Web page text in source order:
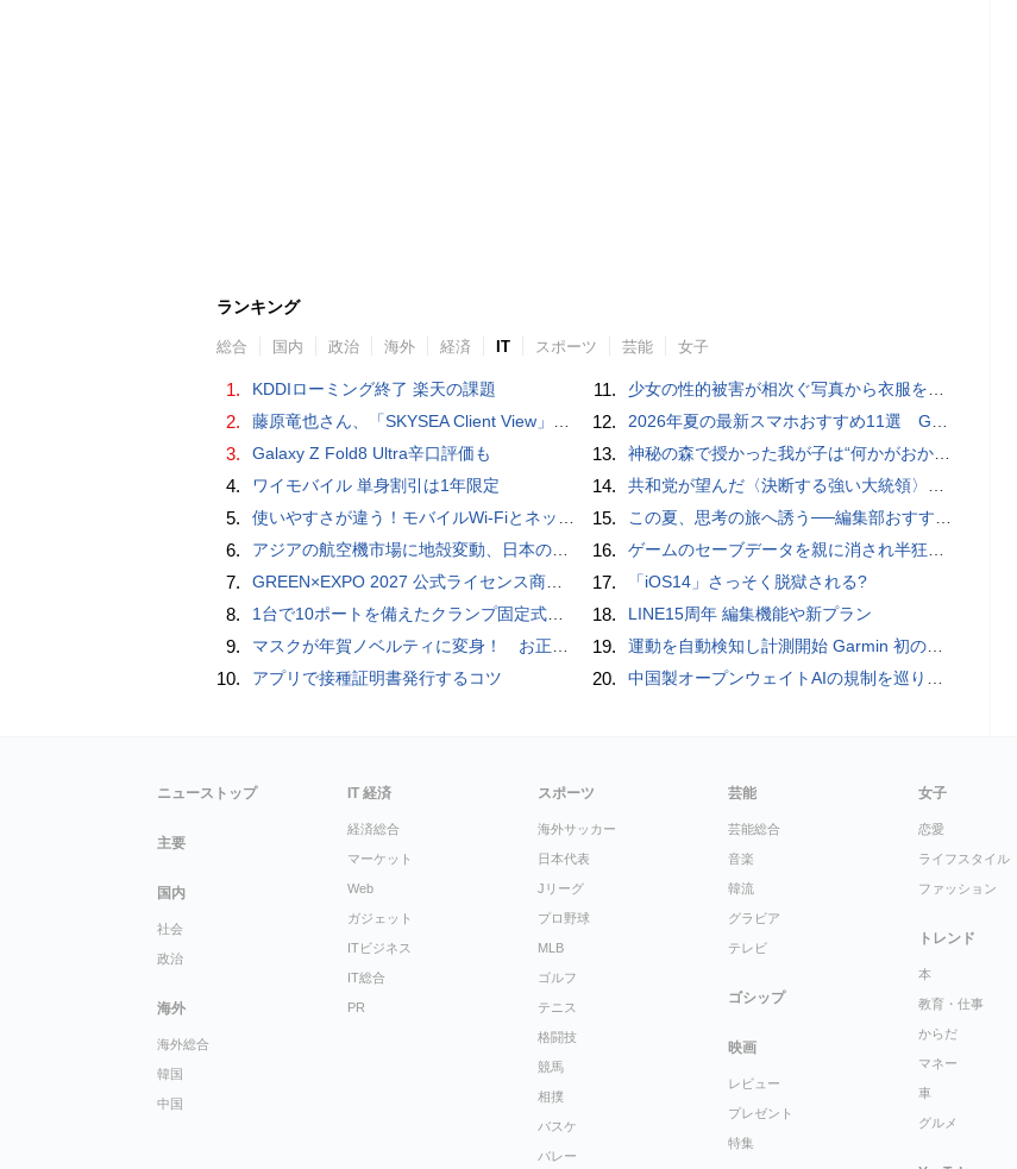
ランキング
総合 国内 政治 海外 経済 IT スポーツ 芸能 女子
1. KDDIローミング終了 楽天の課題
2. 藤原竜也さん、「SKYSEA Client View」新CMで「AI労務改善」をアピール 働き方をAIが分析したら「すぐに休んで」と言われる？
3. Galaxy Z Fold8 Ultra辛口評価も
4. ワイモバイル 単身割引は1年限定
5. 使いやすさが違う！モバイルWi-FiとネットHDD【PC-DIY 秋の陣】
6. アジアの航空機市場に地殻変動、日本のサプライヤーに影響も
7. GREEN×EXPO 2027 公式ライセンス商品！初の「トゥンクトゥンク」公式LINEスタンプ、販売開始
8. 1台で10ポートを備えたクランプ固定式電源タップ「Anker Nano Power Strip (10-in-1, 70W, クランプ式)」レビュー
9. マスクが年賀ノベルティに変身！ お正月特別パッケージの注文受付開始
10. アプリで接種証明書発行するコツ
11. 少女の性的被害が相次ぐ写真から衣服を剥ぎ取るAIポルノアプリ「ClothOff」の背後にいる人物とは？
12. 2026年夏の最新スマホおすすめ11選 GalaxyやXperia、arrows、AQUOSなど注目機種の特徴は
13. 神秘の森で授かった我が子は“何かがおかしい”『ナイトボーン -夜哭-』本編映像解禁 母の絶叫顔うちわが全国の劇場に［ホラー通信］
14. 共和党が望んだ〈決断する強い大統領〉が統治するアメリカの到来──「アメリカン・ドッペルゲンガー」by 池田純一#14
15. この夏、思考の旅へ誘う──編集部おすすめの7冊：WIRED BOOK GUIDE
16. ゲームのセーブデータを親に消され半狂乱になった少年
17. 「iOS14」さっそく脱獄される?
18. LINE15周年 編集機能や新プラン
19. 運動を自動検知し計測開始 Garmin 初のスマートバンドを発売 10日間のロングバッテリーで手間いらず
20. 中国製オープンウェイトAIの規制を巡り、シリコンバレーで意見が二分
ニューストップ
主要
国内
社会
政治
海外
海外総合
韓国
中国
IT 経済
経済総合
マーケット
Web
ガジェット
ITビジネス
IT総合
PR
スポーツ
海外サッカー
日本代表
Jリーグ
プロ野球
MLB
ゴルフ
テニス
格闘技
競馬
相撲
バスケ
バレー
芸能
芸能総合
音楽
韓流
グラビア
テレビ
ゴシップ
映画
レビュー
プレゼント
特集
女子
恋愛
ライフスタイル
ファッション
トレンド
本
教育・仕事
からだ
マネー
車
グルメ